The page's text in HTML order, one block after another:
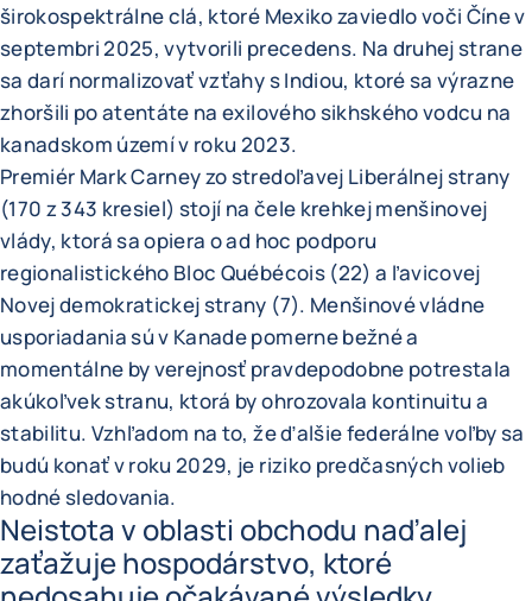
širokospektrálne clá, ktoré Mexiko zaviedlo voči Číne v
septembri 2025, vytvorili precedens. Na druhej strane
sa darí normalizovať vzťahy s Indiou, ktoré sa výrazne
zhoršili po atentáte na exilového sikhského vodcu na
kanadskom území v roku 2023.
Premiér Mark Carney zo stredoľavej Liberálnej strany
(170 z 343 kresiel) stojí na čele krehkej menšinovej
vlády, ktorá sa opiera o ad hoc podporu
regionalistického Bloc Québécois (22) a ľavicovej
Novej demokratickej strany (7). Menšinové vládne
usporiadania sú v Kanade pomerne bežné a
momentálne by verejnosť pravdepodobne potrestala
akúkoľvek stranu, ktorá by ohrozovala kontinuitu a
stabilitu. Vzhľadom na to, že ďalšie federálne voľby sa
budú konať v roku 2029, je riziko predčasných volieb
hodné sledovania.
Neistota v oblasti obchodu naďalej
zaťažuje hospodárstvo, ktoré